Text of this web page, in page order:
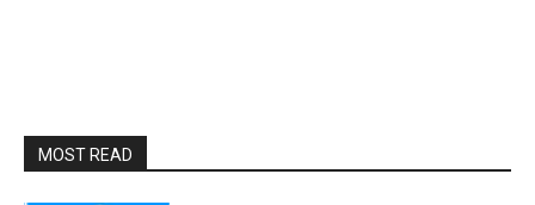
MOST READ